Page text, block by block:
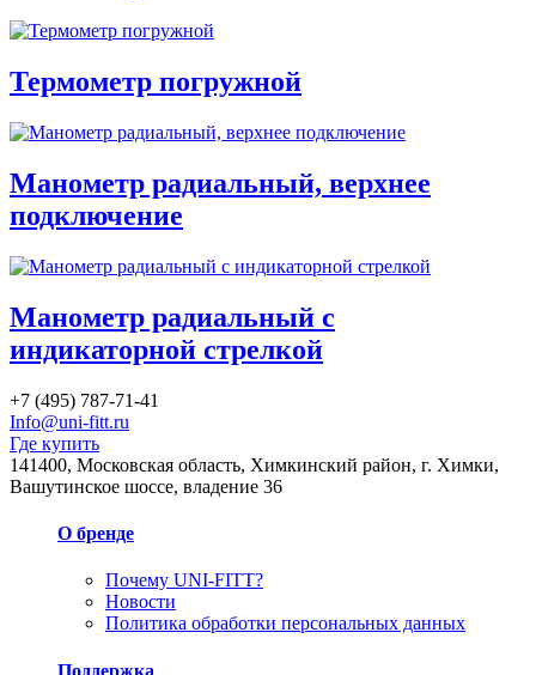
Термометр погружной
Манометр радиальный, верхнее
подключение
Манометр радиальный с
индикаторной стрелкой
+7 (495) 787-71-41
Info@uni-fitt.ru
Где купить
141400, Московская область, Химкинский район, г. Химки,
Вашутинское шоссе, владение 36
О бренде
Почему UNI-FITT?
Новости
Политика обработки персональных данных
Поддержка